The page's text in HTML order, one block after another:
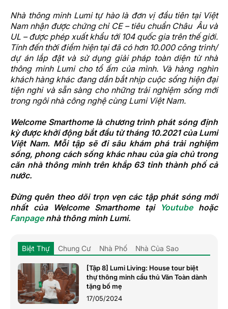
Nhà thông minh Lumi tự hào là đơn vị đầu tiên tại Việt
Nam nhận được chứng chỉ CE – tiêu chuẩn Châu Âu và
UL – được phép xuất khẩu tới 104 quốc gia trên thế giới.
Tính đến thời điểm hiện tại đã có hơn 10.000 công trình/
dự án lắp đặt và sử dụng giải pháp toàn diện từ nhà
thông minh Lumi cho tổ ấm của mình. Và hàng nghìn
khách hàng khác đang dần bắt nhịp cuộc sống hiện đại
tiện nghi và sẵn sàng cho những trải nghiệm sống mới
trong ngôi nhà công nghệ cùng Lumi Việt Nam.
Welcome Smarthome là chương trình phát sóng định
kỳ được khởi động bắt đầu từ tháng 10.2021 của Lumi
Việt Nam. Mỗi tập sẽ đi sâu khám phá trải nghiệm
sống, phong cách sống khác nhau của gia chủ trong
căn nhà thông minh trên khắp 63 tỉnh thành phố cả
nước.
Đừng quên theo dõi trọn vẹn các tập phát sóng mới
nhất của Welcome Smarthome tại Youtubehoặc
Fanpagenhà thông minh Lumi.
Biệt Thự Chung Cư Nhà Phố Nhà Của Sao
[Tập 8] Lumi Living: House tour biệt
thự thông minh cầu thủ Văn Toàn dành
tặng bố mẹ
17/05/2024